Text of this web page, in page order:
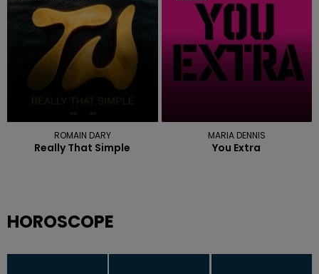
ROMAIN DARY
Really That Simple
MARIA DENNIS
You Extra
HOROSCOPE